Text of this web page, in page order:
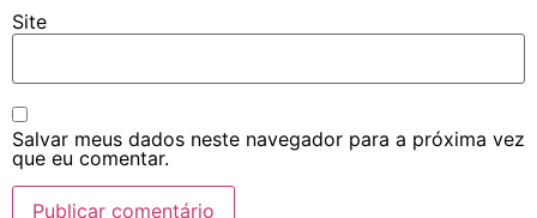
Site
Salvar meus dados neste navegador para a próxima vez
que eu comentar.